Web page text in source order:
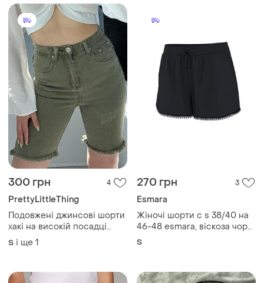
300 грн 4
PrettyLittleThing
Подовжені джинсові шорти
хакі на високій посадці
1+1=3
S і ще 1
270 грн 3
Esmara
Жіночі шорти с s 38/40 на
46-48 esmara, віскоза чорні
з кишенями літні легкі
S